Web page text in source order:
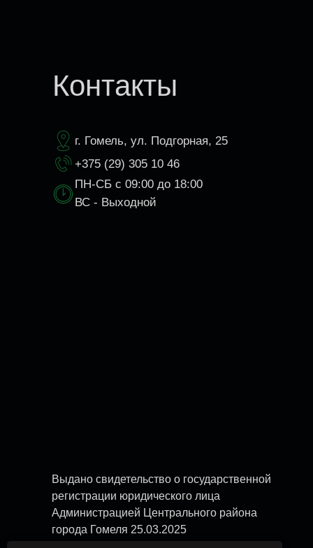
Контакты
г. Гомель, ул. Подгорная, 25
+375 (29) 305 10 46
ПН-СБ с 09:00 до 18:00
ВС - Выходной
Выдано свидетельство о государственной
регистрации юридического лица
Администрацией Центрального района
города Гомеля 25.03.2025